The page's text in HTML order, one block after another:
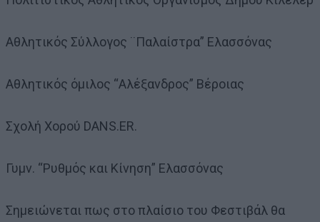
Αθλητικός Σύλλογος ¨Παλαίστρα” Ελασσόνας
Αθλητικός όμιλος “Αλέξανδρος” Βέροιας
Σχολή Χορού DANS.ER.
Γυμν. “Ρυθμός και Κίνηση” Ελασσόνας
Σημειώνεται πως στο πλαίσιο του Φεστιβάλ θα